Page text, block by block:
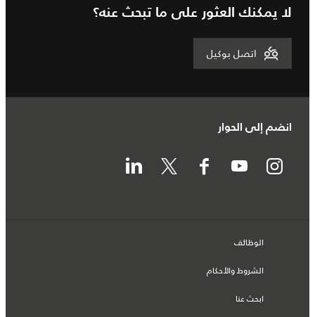
لا يمكنك العثور على ما تبحث عنه؟
اتصل بوكيل
انضم إلى الحوار
الوظائف
الشروط والأحكام
ابحث عنا